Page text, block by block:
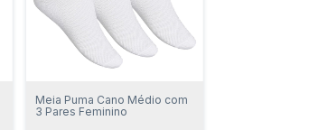
Meia Puma Cano Médio com
3 Pares Feminino